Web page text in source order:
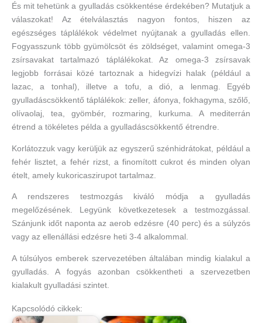
És mit tehetünk a gyulladás csökkentése érdekében? Mutatjuk a
válaszokat! Az ételválasztás nagyon fontos, hiszen az
egészséges táplálékok védelmet nyújtanak a gyulladás ellen.
Fogyasszunk több gyümölcsöt és zöldséget, valamint omega-3
zsírsavakat tartalmazó táplálékokat. Az omega-3 zsírsavak
legjobb forrásai közé tartoznak a hidegvízi halak (például a
lazac, a tonhal), illetve a tofu, a dió, a lenmag. Egyéb
gyulladáscsökkentő táplálékok: zeller, áfonya, fokhagyma, szőlő,
olívaolaj, tea, gyömbér, rozmaring, kurkuma. A mediterrán
étrend a tökéletes példa a gyulladáscsökkentő étrendre.
Korlátozzuk vagy kerüljük az egyszerű szénhidrátokat, például a
fehér lisztet, a fehér rizst, a finomított cukrot és minden olyan
ételt, amely kukoricaszirupot tartalmaz.
A rendszeres testmozgás kiváló módja a gyulladás
megelőzésének. Legyünk következetesek a testmozgással.
Szánjunk időt naponta az aerob edzésre (40 perc) és a súlyzós
vagy az ellenállási edzésre heti 3-4 alkalommal.
A túlsúlyos emberek szervezetében általában mindig kialakul a
gyulladás. A fogyás azonban csökkentheti a szervezetben
kialakult gyulladási szintet.
Kapcsolódó cikkek: